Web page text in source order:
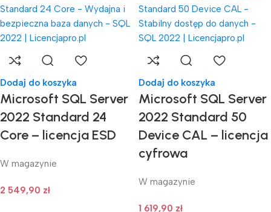
Dodaj do koszyka
Microsoft SQL Server
2022 Standard 24
Core – licencja ESD
W magazynie
2 549,90 zł
Dodaj do koszyka
Microsoft SQL Server
2022 Standard 50
Device CAL – licencja
cyfrowa
W magazynie
1 619,90 zł